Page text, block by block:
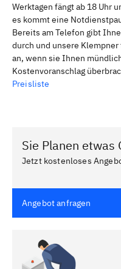
Werktagen fängt ab 18 Uhr
es kommt eine
Bereits am Telefon gibt
durch und unsere
an, wenn sie Ihnen
Kostenvoranschlag
Preisliste
Sie Planen etwas
Jetzt kostenloses
Angebot anfragen